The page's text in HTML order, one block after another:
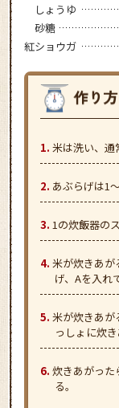
しょうゆ
砂糖
紅ショウガ
米は洗い、通
あぶらげは1
1の炊飯器の
米が炊きあが
げ、Aを入れ
米が炊きあが
っしょに炊き
炊きあがった
る。